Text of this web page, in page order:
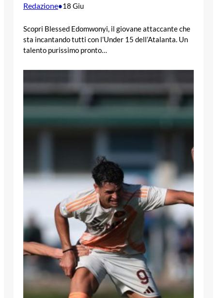
Redazione•18 Giu
Scopri Blessed Edomwonyi, il giovane attaccante che
sta incantando tutti con l’Under 15 dell’Atalanta. Un
talento purissimo pronto…